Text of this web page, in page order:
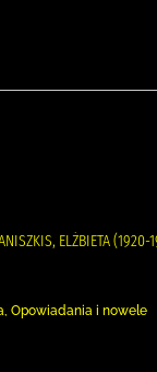
ELŻBIETA
Opowiadania i nowele